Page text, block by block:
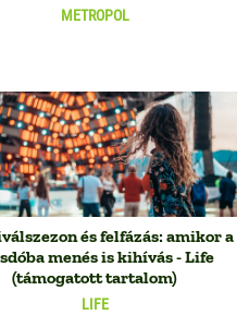
METROPOL
LIFE
és felfázás: amikor a
menés is kihívás - Life
(támogatott tartalom)